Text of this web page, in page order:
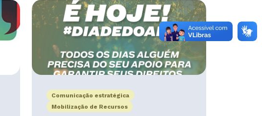
Comunicação estratégica
Mobilização de Recursos